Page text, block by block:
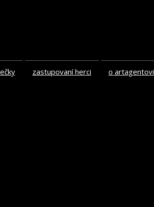
zastupovaní herci o artagentovi